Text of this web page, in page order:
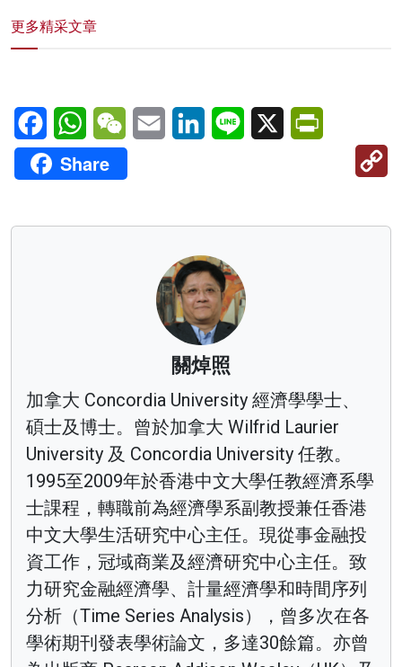
更多精采文章
FacebookWhatsAppWeChatEmail LinkedInLine X
Share
關焯照
加拿大 Concordia University 經濟學學士、
碩士及博士。曾於加拿大 Wilfrid Laurier
University 及 Concordia University 任教。
1995至2009年於香港中文大學任教經濟系學
士課程，轉職前為經濟學系副教授兼任香港
中文大學生活研究中心主任。現從事金融投
資工作，冠域商業及經濟研究中心主任。致
力研究金融經濟學、計量經濟學和時間序列
分析（Time Series Analysis），曾多次在各
學術期刊發表學術論文，多達30餘篇。亦曾